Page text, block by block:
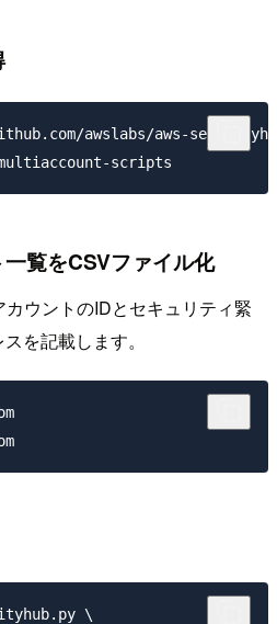
awslabs/aws-
覧をCSVファイル化
ウントのIDとセキュリティ緊
を記載します。
\